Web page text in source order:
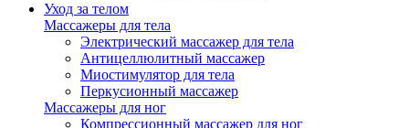
Уход за телом
Массажеры для тела
Электрический массажер для тела
Антицеллюлитный массажер
Миостимулятор для тела
Перкусионный массажер
Массажеры для ног
Компрессионный массажер для ног